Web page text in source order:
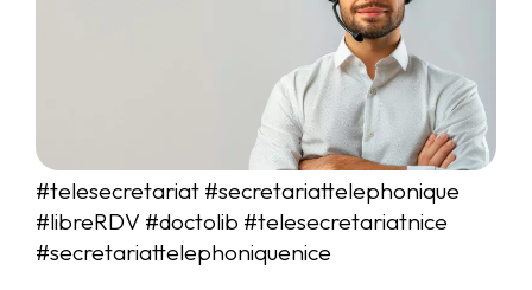
#telesecretariat #secretariattelephonique
#libreRDV #doctolib #telesecretariatnice
#secretariattelephoniquenice